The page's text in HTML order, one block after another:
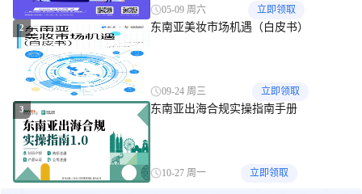
05-09 周六 立即领取
2 东南亚美妆市场机遇（白皮书）
09-24 周三 立即领取
3 东南亚出海合规实操指南手册
10-27 周一 立即领取